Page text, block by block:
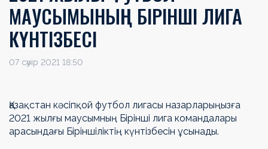
МАУСЫМЫНЫҢ БІРІНШІ ЛИГА
КҮНТІЗБЕСІ
07 сәуір 2021 18:50
Қазақстан кәсіпқой футбол лигасы назарларыңызға
2021 жылғы маусымның Бірінші лига командалары
арасындағы Біріншіліктің күнтізбесін ұсынады.